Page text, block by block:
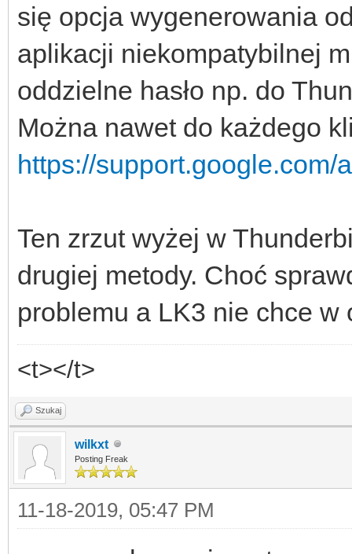
się opcja wygenerowania
aplikacji niekompatybilnej
oddzielne hasło np. do
Można nawet do każdego
https://
Ten zrzut wyżej w
drugiej metody. Choć
problemu a LK3 nie chce w
<t></t>
Szukaj
wilkxt
Posting Freak
11-18-2019, 05:47 PM